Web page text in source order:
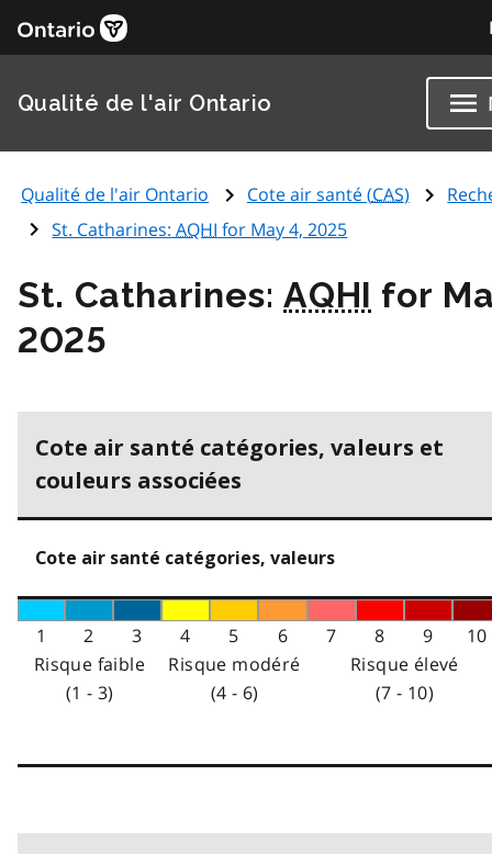
Qualité de l'air Ontario
Qualité de l'air Ontario Cote air santé (CAS)
St. Catharines:AQHI for May 4, 2025
St. Catharines:AQHI for
2025
Cote air santé catégories, valeurs et
couleurs associées
Cote air santé catégories, valeurs
1 2 3 4 5 6 7 8 9
10
Risque faible
(1 - 3)
Risque modéré
(4 - 6)
Risque élevé
(7 - 10)